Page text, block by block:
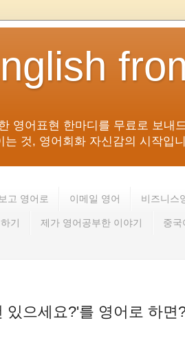
영어표현 한마디를 무료로 보내
것, 영어회화 자신감의 시작입
고 영어로 이메일 영어 비즈니스
기 제가 영어공부한 이야기 중국
있으세요?'를 영어로 하면